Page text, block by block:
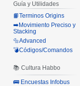
Guía y Utilidades
📙Terminos Origins
➡️Movimiento Preciso y
Stacking
🔩Advanced
💣Códigos/Comandos
📚 Cultura Habbo
🚌 Encuestas Infobus